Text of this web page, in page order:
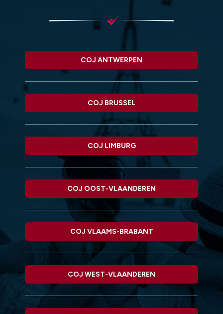
COJ ANTWERPEN
COJ BRUSSEL
COJ LIMBURG
COJ OOST-VLAANDEREN
COJ VLAAMS-BRABANT
COJ WEST-VLAANDEREN